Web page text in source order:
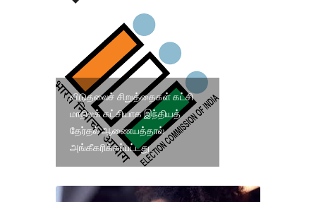
விடுதலைச் சிறுத்தைகள் கட்சி
மாநிலக் கட்சியாக இந்தியத்
தேர்தல் ஆணையத்தால்
அங்கீகரிக்கப்பட்டது